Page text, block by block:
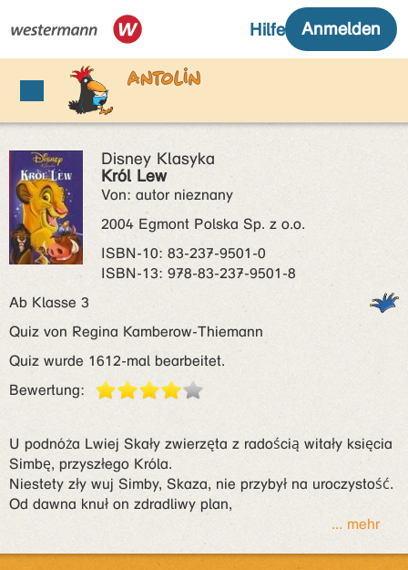
Disney Klasyka
Król Lew
Von: autor nieznany
2004 Egmont Polska Sp. z o.o.
ISBN‑10: 83-237-9501-0
ISBN‑13: 978-83-237-9501-8
Ab Klasse 3
Quiz von Regina Kamberow-Thiemann
Quiz wurde 1612-mal bearbeitet.
Bewertung:
U podnóża Lwiej Skały zwierzęta z radością witały księcia
Simbę, przyszłego Króla.
Niestety zły wuj Simby, Skaza, nie przybył na uroczystość.
Od dawna knuł on zdradliwy plan,
... mehr